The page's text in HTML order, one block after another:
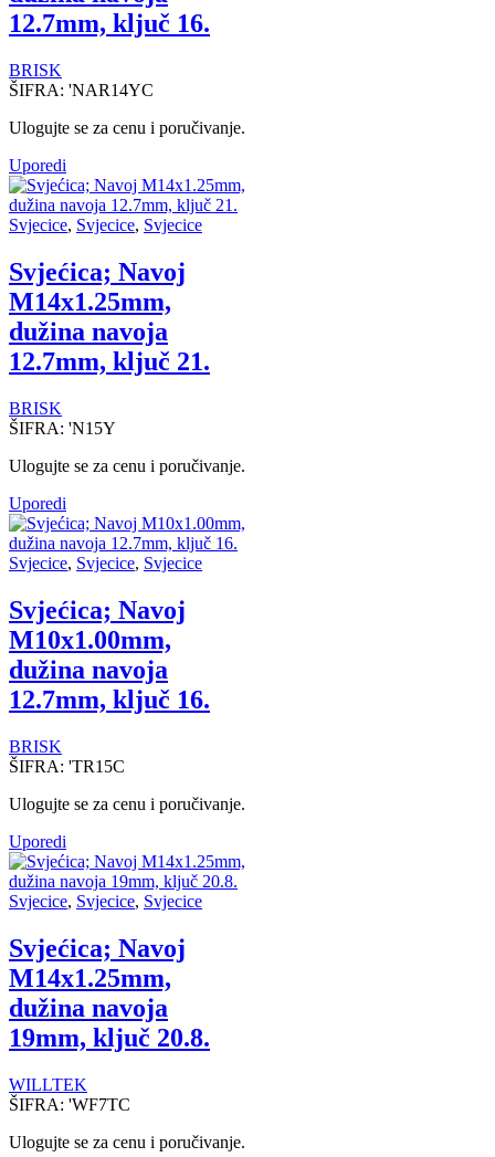
12.7mm, ključ 16.
BRISK
ŠIFRA: 'NAR14YC
Ulogujte se za cenu i poručivanje.
Uporedi
Svjecice, Svjecice, Svjecice
Svjećica; Navoj
M14x1.25mm,
dužina navoja
12.7mm, ključ 21.
BRISK
ŠIFRA: 'N15Y
Ulogujte se za cenu i poručivanje.
Uporedi
Svjecice, Svjecice, Svjecice
Svjećica; Navoj
M10x1.00mm,
dužina navoja
12.7mm, ključ 16.
BRISK
ŠIFRA: 'TR15C
Ulogujte se za cenu i poručivanje.
Uporedi
Svjecice, Svjecice, Svjecice
Svjećica; Navoj
M14x1.25mm,
dužina navoja
19mm, ključ 20.8.
WILLTEK
ŠIFRA: 'WF7TC
Ulogujte se za cenu i poručivanje.